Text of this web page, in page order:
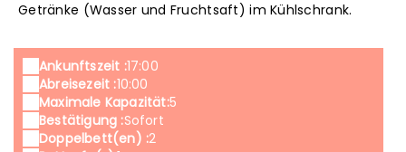
Getränke (Wasser und Fruchtsaft) im Kühlschrank.
Ankunftszeit :17:00
Abreisezeit :10:00
Maximale Kapazität:5
Bestätigung :Sofort
Doppelbett(en) :2